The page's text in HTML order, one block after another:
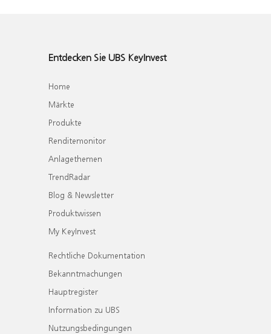
Entdecken Sie UBS KeyInvest
Home
Märkte
Produkte
Renditemonitor
Anlagethemen
TrendRadar
Blog & Newsletter
Produktwissen
My KeyInvest
Rechtliche Dokumentation
Bekanntmachungen
Hauptregister
Information zu UBS
Nutzungsbedingungen